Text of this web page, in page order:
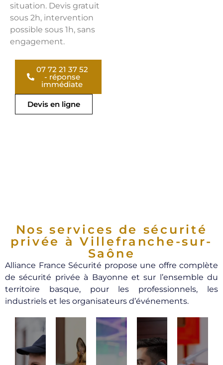
situation. Devis gratuit
sous 2h, intervention
possible sous 1h, sans
engagement.
07 72 21 37 52
- réponse
immédiate
Devis en ligne
Nos services de sécurité
privée à Villefranche-sur-
Saône
Alliance France Sécurité propose une offre complète
de sécurité privée à Bayonne et sur l’ensemble du
territoire basque, pour les professionnels, les
industriels et les organisateurs d’événements.